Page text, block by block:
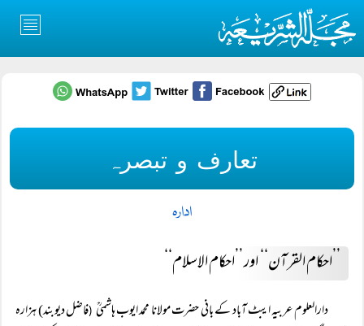
تعارف و تبصرہ
ادارہ
’’احکام القرآن‘‘ اور ’’احکام الاسلام‘‘
دارالعلوم عربیہ ایبٹ آباد کے بانی حضرت مولانا محمد ایوب ہاشمیؒ (فاضل دیوبند) ہزارہ